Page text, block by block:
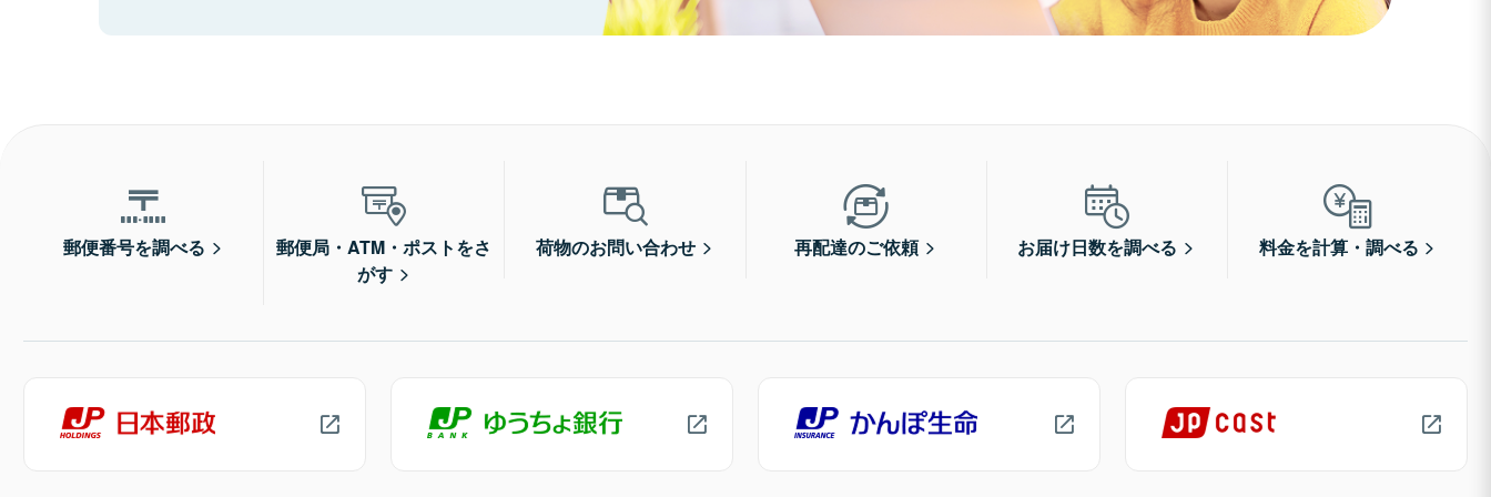
郵便番号を調べる
郵便局・ATM・ポストをさ
がす
荷物のお問い合わせ 再配達のご依頼 お届け日数を調べる 料金を計算・調べる